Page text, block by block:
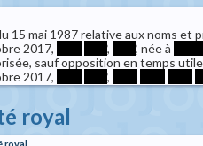
15 mai 1987 relative aux noms et
2017,
, , née à
sauf opposition en temps
2017,
,
royal